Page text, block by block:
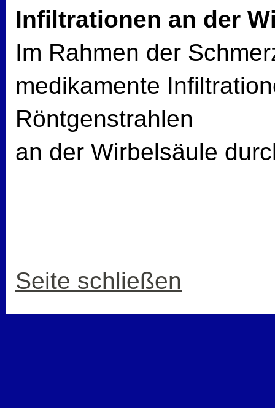
Infiltrationen an der
Im Rahmen der
medikamente
Röntgenstrahlen
an der Wirbelsäule
Seite schließen